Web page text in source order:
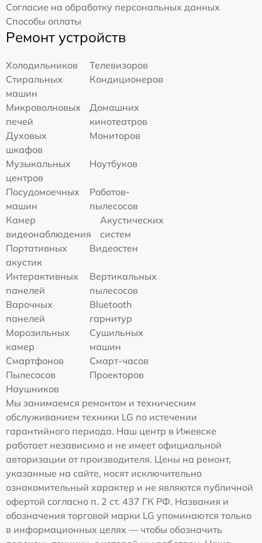
Согласие на обработку персональных данных
Способы оплаты
Ремонт устройств
Холодильников
Телевизоров
Стиральных
машин
Кондиционеров
Микроволновых
печей
Домашних
кинотеатров
Духовых
шкафов
Мониторов
Музыкальных
центров
Ноутбуков
Посудомоечных
машин
Роботов-
пылесосов
Камер
видеонаблюдения
Акустических
систем
Портативных
акустик
Видеостен
Интерактивных
панелей
Вертикальных
пылесосов
Варочных
панелей
Bluetooth
гарнитур
Морозильных
камер
Сушильных
машин
Смартфонов
Смарт-часов
Пылесосов
Проекторов
Наушников
Мы занимаемся ремонтом и техническим
обслуживанием техники LG по истечении
гарантийного периода. Наш центр в Ижевске
работает независимо и не имеет официальной
авторизации от производителя. Цены на ремонт,
указанные на сайте, носят исключительно
ознакомительный характер и не являются публичной
офертой согласно п. 2 ст. 437 ГК РФ. Названия и
обозначения торговой марки LG упоминаются только
в информационных целях — чтобы обозначить